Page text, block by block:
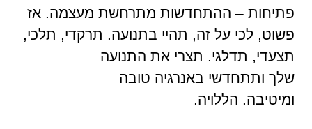
פתיחות – ההתחדשות מתרחשת מעצמה. אז
פשוט, לכי על זה, תהיי בתנועה. תרקדי, תלכי,
תצעדי, תדלגי. תצרי את התנועה
שלך ותתחדשי באנרגיה טובה
ומיטיבה. הללויה.